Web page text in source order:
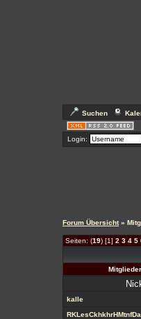
Suchen
Login:
Forum Übersicht»
Seiten: (19) [1] 2 3 4 5
kalle